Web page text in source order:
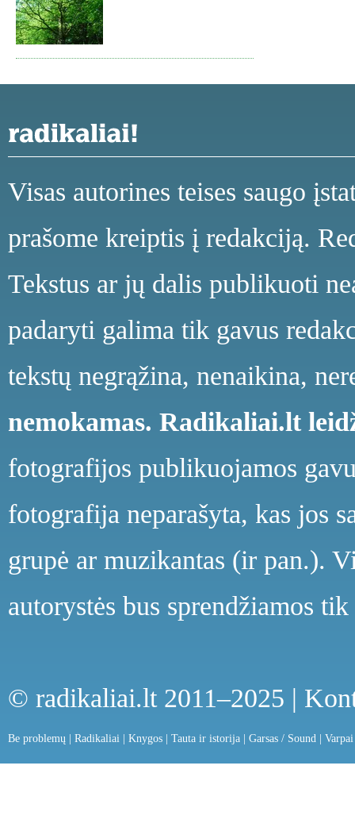
Visas autorines teises saugo
prašome kreiptis į redakciją.
Tekstus ar jų dalis publikuoti
padaryti galima tik gavus
tekstų negrąžina, nenaikina,
nemokamas. Radikaliai.lt
fotografijos publikuojamos
fotografija neparašyta, kas jos
grupė ar muzikantas (ir pan.).
autorystės bus sprendžiamos
© radikaliai.lt 2011–2025 |
Be problemų Radikaliai Knygos Tauta ir istorija Garsas / Sound Varpai